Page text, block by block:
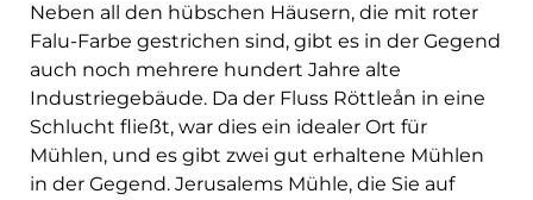
Neben all den hübschen Häusern, die mit roter
Falu-Farbe gestrichen sind, gibt es in der Gegend
auch noch mehrere hundert Jahre alte
Industriegebäude. Da der Fluss Röttleån in eine
Schlucht fließt, war dies ein idealer Ort für
Mühlen, und es gibt zwei gut erhaltene Mühlen
in der Gegend. Jerusalems Mühle, die Sie auf